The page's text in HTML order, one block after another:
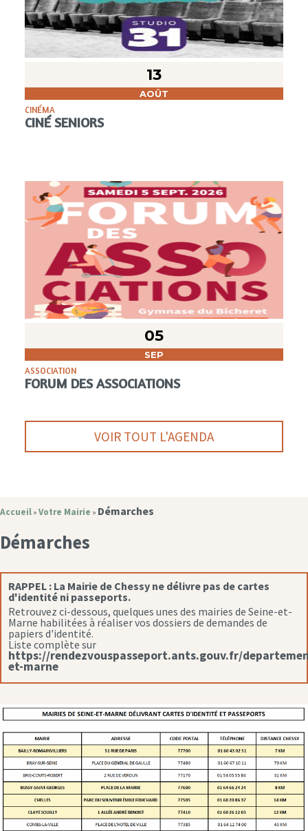
13
AOÛT
CINÉMA
CINÉ SENIORS
05
SEP
ASSOCIATION
FORUM DES ASSOCIATIONS
VOIR TOUT L'AGENDA
Accueil » Votre Mairie » Démarches
Démarches
RAPPEL : La Mairie de Chessy ne délivre pas de cartes
d'identité ni passeports.
Retrouvez ci-dessous, quelques unes des mairies de Seine-et-
Marne habilitées à réaliser vos dossiers de demandes de
papiers d'identité.
Liste complète sur
https://rendezvouspasseport.ants.gouv.fr/
et-marne